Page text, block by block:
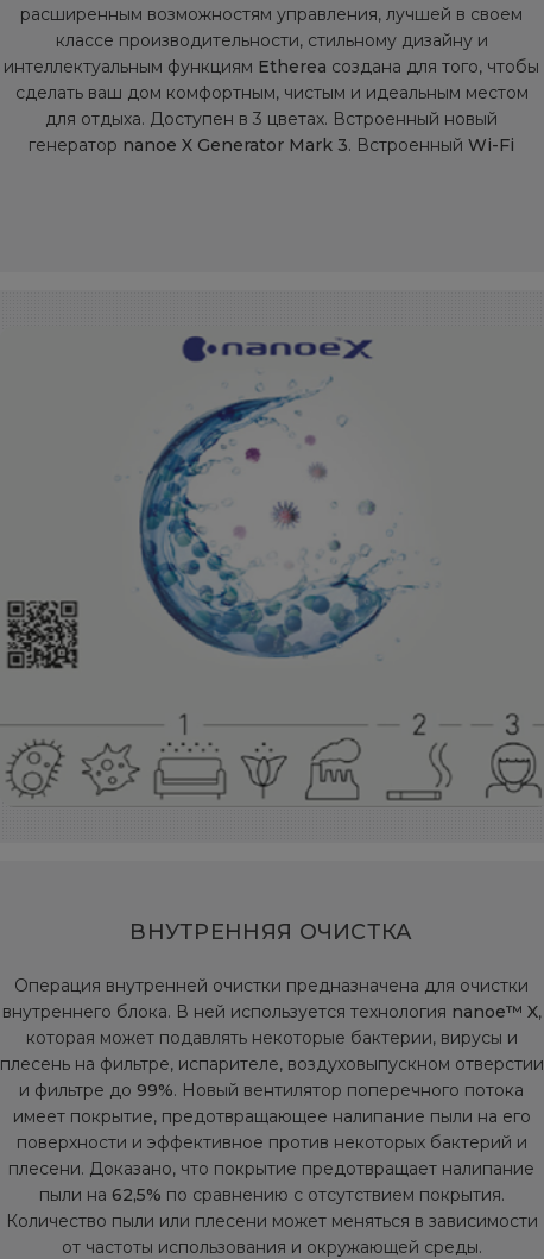
расширенным возможностям управления, лучшей в своем
классе производительности, стильному дизайну и
интеллектуальным функциям Etherea создана для того, чтобы
сделать ваш дом комфортным, чистым и идеальным местом
для отдыха. Доступен в 3 цветах. Встроенный новый
генератор nanoe X Generator Mark 3. Встроенный Wi-Fi
ВНУТРЕННЯЯ ОЧИСТКА
Операция внутренней очистки предназначена для очистки
внутреннего блока. В ней используется технология nanoe™ X,
которая может подавлять некоторые бактерии, вирусы и
плесень на фильтре, испарителе, воздуховыпускном отверстии
и фильтре до 99%. Новый вентилятор поперечного потока
имеет покрытие, предотвращающее налипание пыли на его
поверхности и эффективное против некоторых бактерий и
плесени. Доказано, что покрытие предотвращает налипание
пыли на 62,5% по сравнению с отсутствием покрытия.
Количество пыли или плесени может меняться в зависимости
от частоты использования и окружающей среды.